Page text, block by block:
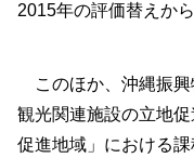
2015年の評価替えか
このほか、沖縄振興
観光関連施設の立地
促進地域」における